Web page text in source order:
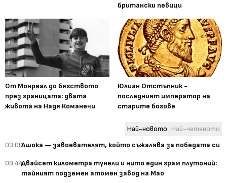
британски певици
От Монреал до бягството
през границата: двата
живота на Надя Команечи
Юлиан Отстъпник -
последният император на
старите богове
Най-новото Най-четеното
03:00Ашока — завоевателят, който съжалява за победата си
09:44Двайсет километра тунели и нито един грам плутоний:
тайният подземен атомен завод на Мао